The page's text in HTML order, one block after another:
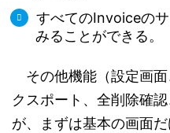
すべてのInvoiceの
みることができる。
その他機能（設定画
クスポート、全削除確
が、まずは基本の画面